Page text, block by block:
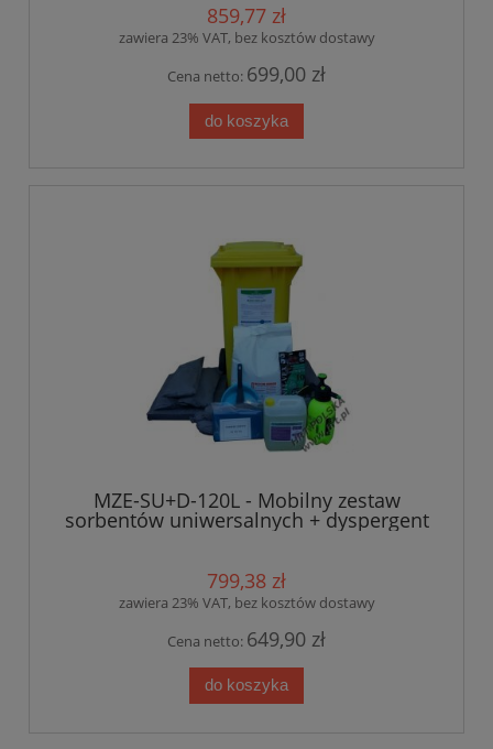
859,77 zł
zawiera 23% VAT, bez kosztów dostawy
Cena netto: 699,00 zł
do koszyka
MZE-SU+D-120L - Mobilny zestaw
sorbentów uniwersalnych + dyspergent
(odtłuszczacz) / Atesty PZH
799,38 zł
zawiera 23% VAT, bez kosztów dostawy
Cena netto: 649,90 zł
do koszyka